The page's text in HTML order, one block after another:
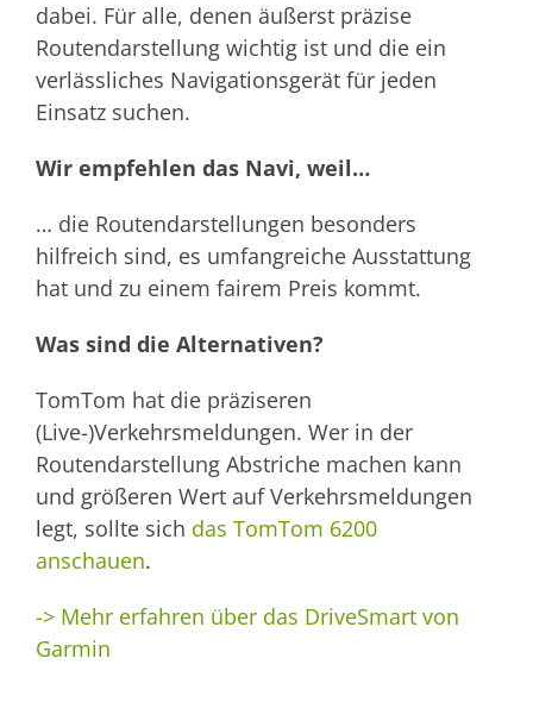
dabei. Für alle, denen äußerst präzise
Routendarstellung wichtig ist und die ein
verlässliches Navigationsgerät für jeden
Einsatz suchen.
Wir empfehlen das Navi, weil…
… die Routendarstellungen besonders
hilfreich sind, es umfangreiche Ausstattung
hat und zu einem fairem Preis kommt.
Was sind die Alternativen?
TomTom hat die präziseren
(Live-)Verkehrsmeldungen. Wer in der
Routendarstellung Abstriche machen kann
und größeren Wert auf Verkehrsmeldungen
legt, sollte sich das TomTom 6200
anschauen.
-> Mehr erfahren über das DriveSmart von
Garmin